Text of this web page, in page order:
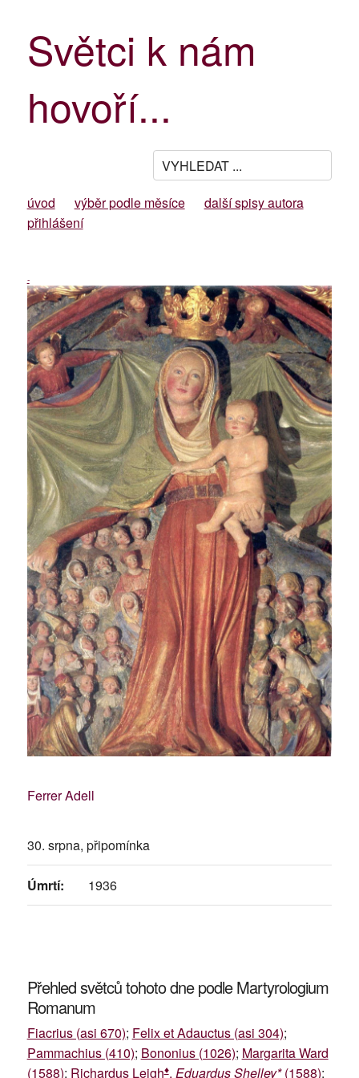
Světci k nám
hovoří...
úvod výběr podle měsíce
další spisy autora
přihlášení
-
Ferrer Adell
30. srpna, připomínka
Úmrtí: 1936
Přehled světců tohoto dne podle Martyrologium
Romanum
Fiacrius (asi 670); Felix et Adauctus (asi 304);
Pammachius (410); Bononius (1026); Margarita Ward
(1588); Richardus Leigh♦, Eduardus Shelley*(1588);